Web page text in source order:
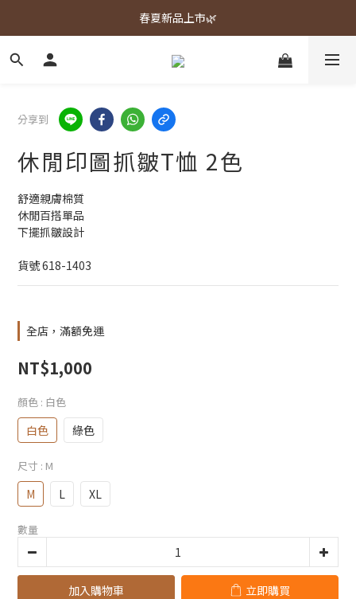
春夏新品上市🌿
春夏新品上市🌿
週週上新品✨
分享到
休閒印圖抓皺T恤 2色
舒適親膚棉質
休閒百搭單品
下擺抓皺設計
貨號 618-1403
全店，滿額免運
NT$1,000
顏色 : 白色
白色 綠色
尺寸 : M
M L XL
數量
加入購物車 立即購買